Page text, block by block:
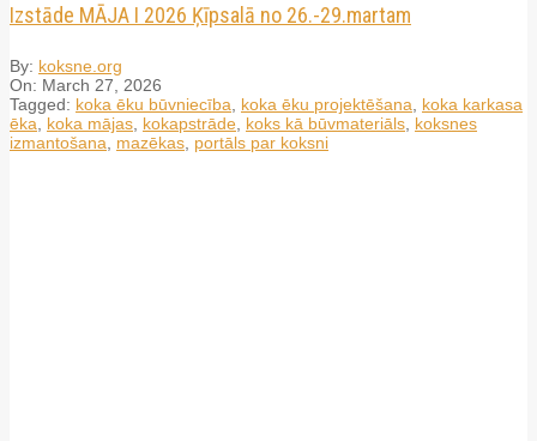
Izstāde MĀJA I 2026 Ķīpsalā no 26.-29.martam
By: koksne.org
On: March 27, 2026
Tagged: koka ēku būvniecība koka ēku projektēšana
koka karkasa
ēka
koka mājas kokapstrāde koks kā būvmateriāls koksnes
izmantošana
mazēkas portāls par koksni